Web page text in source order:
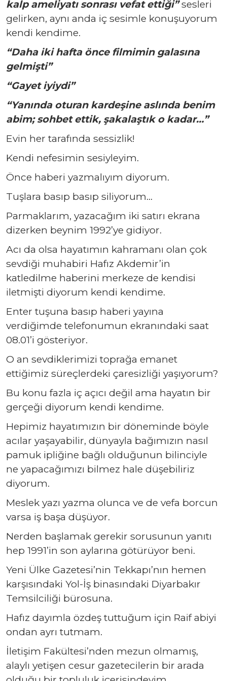
kalp ameliyatı sonrası vefat ettiği”sesleri
gelirken, aynı anda iç sesimle konuşuyorum
kendi kendime.
“Daha iki hafta önce filmimin galasına
gelmişti”
“Gayet iyiydi”
“Yanında oturan kardeşine aslında benim
abim; sohbet ettik, şakalaştık o kadar…”
Evin her tarafında sessizlik!
Kendi nefesimin sesiyleyim.
Önce haberi yazmalıyım diyorum.
Tuşlara basıp basıp siliyorum…
Parmaklarım, yazacağım iki satırı ekrana
dizerken beynim 1992’ye gidiyor.
Acı da olsa hayatımın kahramanı olan çok
sevdiği muhabiri Hafız Akdemir’in
katledilme haberini merkeze de kendisi
iletmişti diyorum kendi kendime.
Enter tuşuna basıp haberi yayına
verdiğimde telefonumun ekranındaki saat
08.01’i gösteriyor.
O an sevdiklerimizi toprağa emanet
ettiğimiz süreçlerdeki çaresizliği yaşıyorum?
Bu konu fazla iç açıcı değil ama hayatın bir
gerçeği diyorum kendi kendime.
Hepimiz hayatımızın bir döneminde böyle
acılar yaşayabilir, dünyayla bağımızın nasıl
pamuk ipliğine bağlı olduğunun bilinciyle
ne yapacağımızı bilmez hale düşebiliriz
diyorum.
Meslek yazı yazma olunca ve de vefa borcun
varsa iş başa düşüyor.
Nerden başlamak gerekir sorusunun yanıtı
hep 1991’in son aylarına götürüyor beni.
Yeni Ülke Gazetesi’nin Tekkapı’nın hemen
karşısındaki Yol-İş binasındaki Diyarbakır
Temsilciliği bürosuna.
Hafız dayımla özdeş tuttuğum için Raif abiyi
ondan ayrı tutmam.
İletişim Fakültesi’nden mezun olmamış,
alaylı yetişen cesur gazetecilerin bir arada